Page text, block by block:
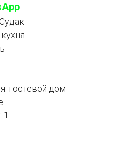
гостевой дом
1